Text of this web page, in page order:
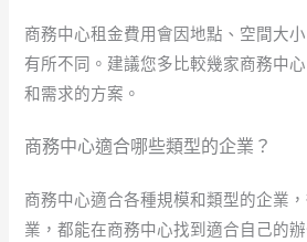
商務中心租金費用會因地點、空間大
有所不同。建議您多比較幾家商務中
和需求的方案。
商務中心適合哪些類型的企業？
商務中心適合各種規模和類型的企業
業，都能在商務中心找到適合自己的